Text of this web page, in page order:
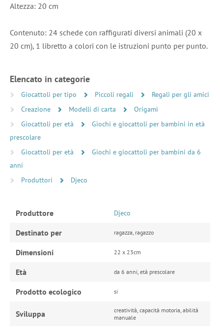
Altezza: 20 cm
Contenuto: 24 schede con raffigurati diversi animali (20 x
20 cm), 1 libretto a colori con le istruzioni punto per punto.
Elencato in categorie
Giocattoli per tipo Piccoli regali
Regali per gli amici
Creazione
Modelli di carta
Origami
Giocattoli per età
Giochi e giocattoli per bambini in età
prescolare
Giocattoli per età
Giochi e giocattoli per bambini da 6
anni
Produttori
Djeco
Produttore Djeco
Destinato per ragazza, ragazzo
Dimensioni 22 x 23cm
Età da 6 anni, età prescolare
Prodotto ecologico si
Sviluppa
creatività, capacità motoria, abilità
manuale